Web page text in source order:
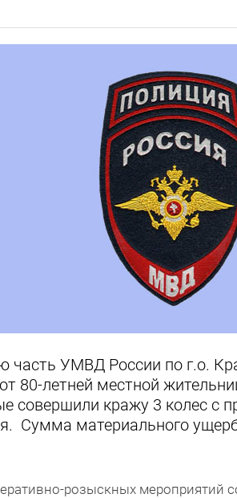
часть УМВД России по г.о.
80-летней местной
совершили кражу 3 колес с
Сумма материального
розыскных мероприятий